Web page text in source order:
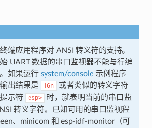
端应用程序对 ANSI 转义符的支持。
UART 数据的串口监视器不能与行编
如果运行 system/console示例程序
出结果是
[6n
或者类似的转义字符
示符
esp>
时，就表明当前的串口监
转义字符。已知可用的串口监视程
、minicom 和 esp-idf-monitor（可